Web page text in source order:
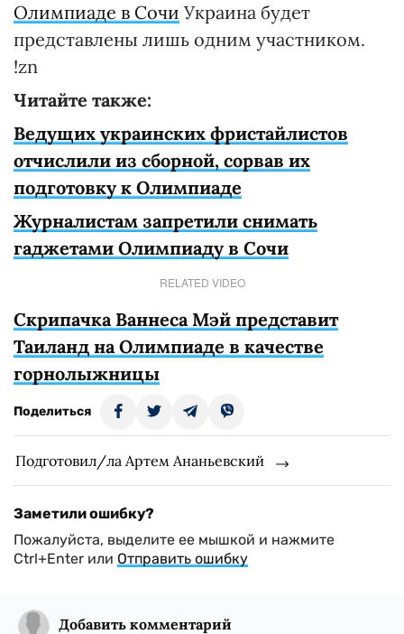
Олимпиаде в Сочи Украина будет
представлены лишь одним участником.
!zn
Читайте также:
Ведущих украинских фристайлистов
отчислили из сборной, сорвав их
подготовку к Олимпиаде
Журналистам запретили снимать
гаджетами Олимпиаду в Сочи
RELATED VIDEO
Скрипачка Ваннеса Мэй представит
Таиланд на Олимпиаде в качестве
горнолыжницы
Поделиться
Подготовил/ла Артем Ананьевский
Заметили ошибку?
Пожалуйста, выделите ее мышкой и нажмите
Ctrl+Enter или Отправить ошибку
Добавить комментарий